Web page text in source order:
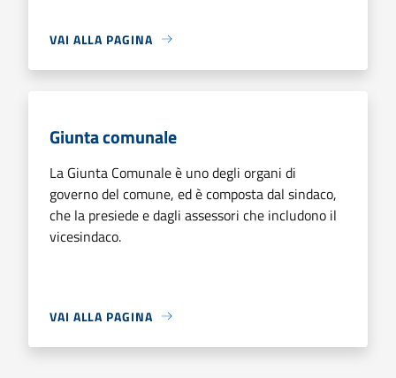
VAI ALLA PAGINA
Giunta comunale
La Giunta Comunale è uno degli organi di
governo del comune, ed è composta dal sindaco,
che la presiede e dagli assessori che includono il
vicesindaco.
VAI ALLA PAGINA